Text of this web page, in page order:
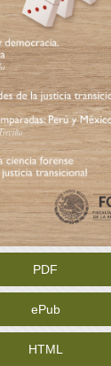
PDF
ePub
HTML